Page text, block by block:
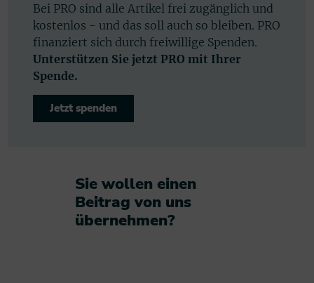
Bei PRO sind alle Artikel frei zugänglich und
kostenlos - und das soll auch so bleiben. PRO
finanziert sich durch freiwillige Spenden.
Unterstützen Sie jetzt PRO mit Ihrer
Spende.
Jetzt spenden
Sie wollen einen
Beitrag von uns
übernehmen?​